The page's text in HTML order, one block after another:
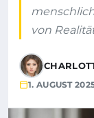
von
1. AUGUST